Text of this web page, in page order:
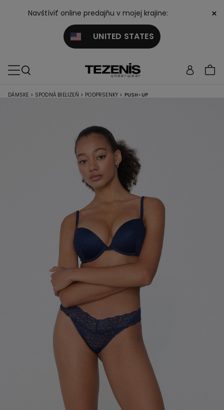
Navštíviť online predajňu v mojej krajine:
UNITED STATES
×
DÁMSKE > SPODNÁ BIELIZEŇ > PODPRSENKY > PUSH-UP